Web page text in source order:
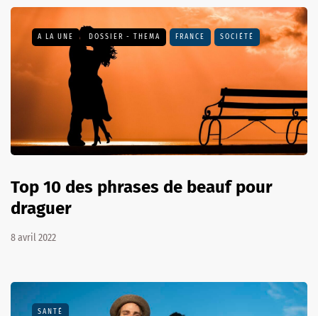
A LA UNE DOSSIER - THEMA FRANCE SOCIÉTÉ
Top 10 des phrases de beauf pour
draguer
8 avril 2022
SANTÉ